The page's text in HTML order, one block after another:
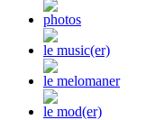
photos
le music(er)
le melomaner
le mod(er)